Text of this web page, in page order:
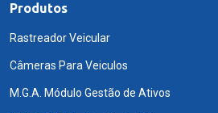
Produtos
Rastreador Veicular
Câmeras Para Veiculos
M.G.A. Módulo Gestão de Ativos